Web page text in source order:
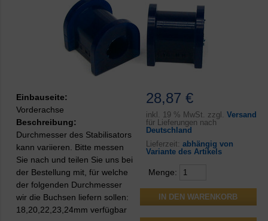
28,87 €
inkl. 19 % MwSt. zzgl. Versand
für Lieferungen nach
Deutschland
Lieferzeit: abhängig von
Variante des Artikels
Menge:
Einbauseite:
Vorderachse
Beschreibung:
Durchmesser des Stabilisators
kann variieren. Bitte messen
Sie nach und teilen Sie uns bei
der Bestellung mit, für welche
der folgenden Durchmesser
wir die Buchsen liefern sollen:
18,20,22,23,24mm verfügbar